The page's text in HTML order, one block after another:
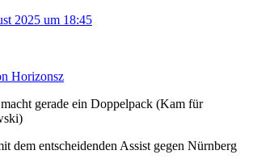
2025 um 18:45
Horizonsz
macht gerade ein Doppelpack (Kam für
dem entscheidenden Assist gegen Nürnberg